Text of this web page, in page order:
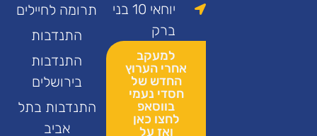
יוחאי 10 בני
ברק
למעקב
אחרי הערוץ
החדש של
חסדי נעמי
בווסאפ
לחצו כאן
ואז על
תרומה לחיילים
התנדבות
התנדבות
בירושלים
התנדבות בתל
אביב